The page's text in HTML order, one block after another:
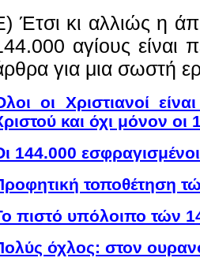
Έτσι κι αλλιώς η
αγίους είναι
για μια σωστή
οι Xριστιανοί
και όχι μόνον οι
144.000 εσφραγισμένοι
τοποθέτηση
πιστό υπόλοιπο τών
όχλος: στον